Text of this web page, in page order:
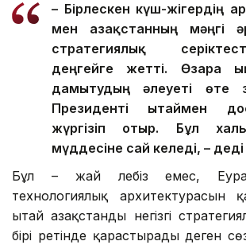
– Бірлескен күш-жігердің
мен Қазақстанның мәңгі
стратегиялық
деңгейге жетті. Өзара
дамытудың әлеуеті өте
Президенті Қытаймен
жүргізіп отыр. Бұл
мүддесіне сай келеді, –
Бұл – жай лебіз емес,
технологиялық архитектурасын
Қытай Қазақстанды негізгі
бірі ретінде қарастырады деген